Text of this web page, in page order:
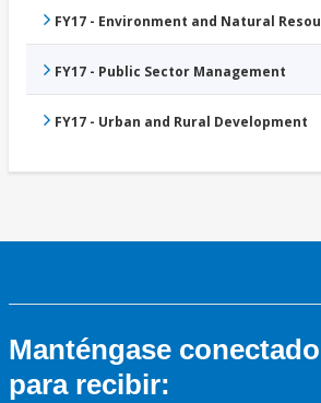
FY17 - Environment and Natural
FY17 - Public Sector Management
FY17 - Urban and Rural Development
Manténgase
para recibir: